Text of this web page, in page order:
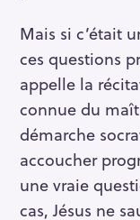
Mais si c’était
ces questions
appelle la
connue du
démarche
accoucher
une vraie
cas, Jésus ne